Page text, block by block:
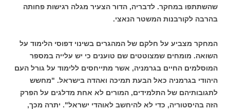
שהשתתפו במחקר. לדבריה, הדור הצעיר מגלה רגישות פחותה
בהרבה לקורבנות המשטר הנאצי.
המחקר מצביע על חלקם של המהגרים בשינוי דפוסי הלימוד על
השואה. מומחים שמצוטטים שם טוענים כי יש עלייה במספר
המוסלמים החיים בגרמניה, אשר מתייחסים ללימוד על גורל העם
היהודי בגרמניה כאל הבעת תמיכה ואהדה בישראל. "מחשש
לתגובותיהם של התלמידים, המורים לא אחת מדלגים על הפרק
הזה בהיסטוריה, כדי לא להיחשב לאוהדי ישראל". יתרה מכך,